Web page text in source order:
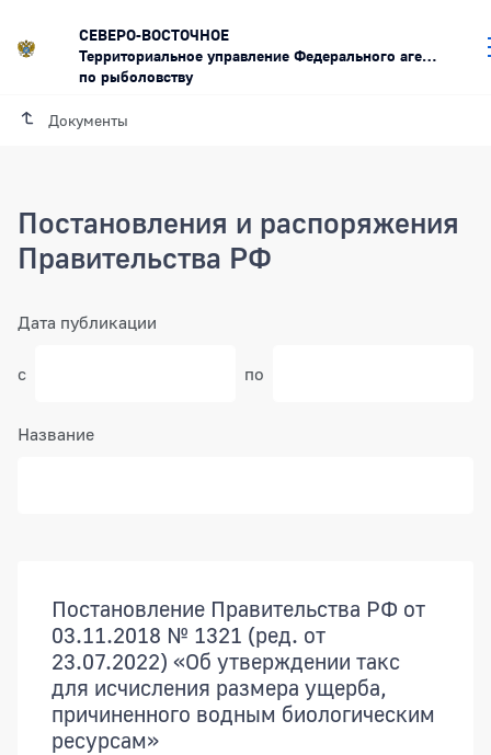
СЕВЕРО-ВОСТОЧНОЕ
Территориальное управление Федерального агентства
по рыболовству
Документы
Постановления и распоряжения
Правительства РФ
Дата публикации
с по
Название
Постановление Правительства РФ от
03.11.2018 № 1321 (ред. от
23.07.2022) «Об утверждении такс
для исчисления размера ущерба,
причиненного водным биологическим
ресурсам»